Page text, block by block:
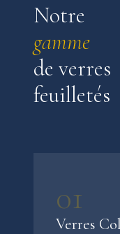
Notre
gamme
de verres
feuilletés
01
Verres